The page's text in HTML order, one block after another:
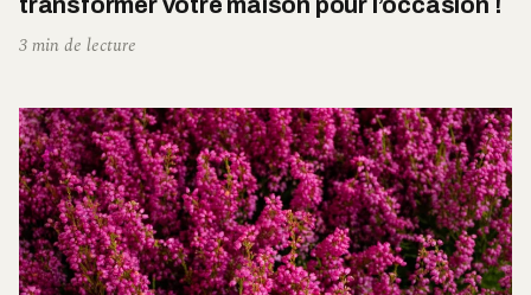
transformer votre maison pour l’occasion !
3 min de lecture